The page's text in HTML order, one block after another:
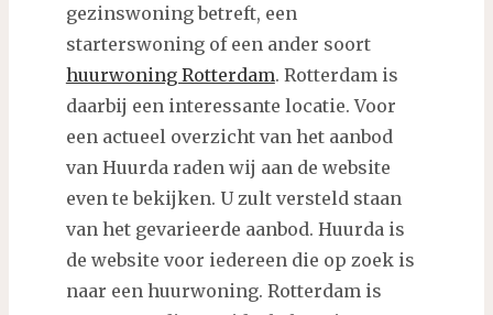
gezinswoning betreft, een
starterswoning of een ander soort
huurwoning Rotterdam. Rotterdam is
daarbij een interessante locatie. Voor
een actueel overzicht van het aanbod
van Huurda raden wij aan de website
even te bekijken. U zult versteld staan
van het gevarieerde aanbod. Huurda is
de website voor iedereen die op zoek is
naar een huurwoning. Rotterdam is